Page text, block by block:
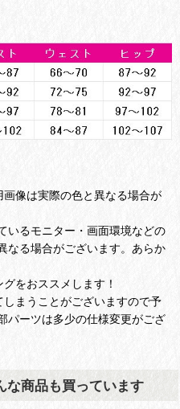
像は実際の色と異なる場合が
るモニター・画面環境などの
なる場合がございます。あらか
をおススメします！
まうことがございますので予
パーツは多少の仕様変更がござ
な商品も買っています